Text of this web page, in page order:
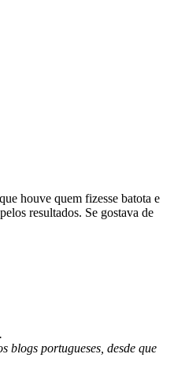
houve quem fizesse batota e
resultados. Se gostava de
blogs portugueses, desde que